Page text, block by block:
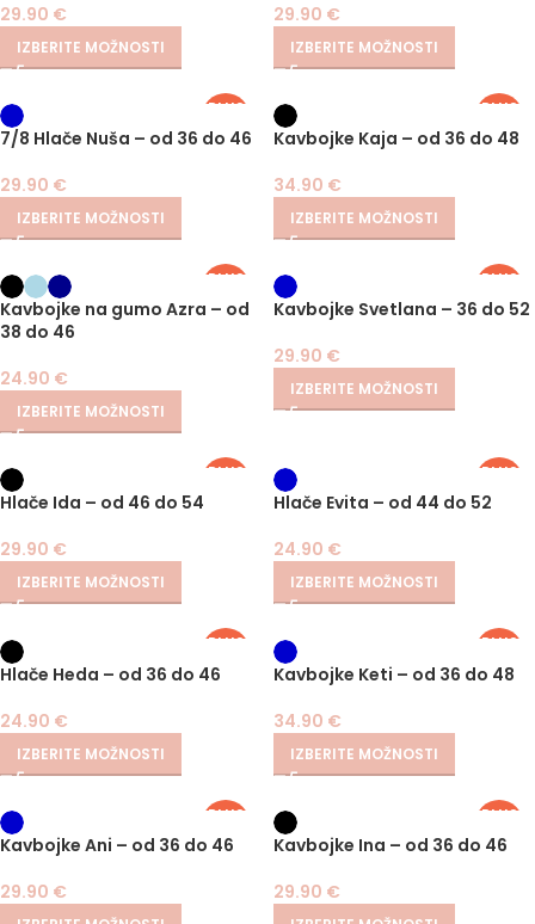
29.90 €
IZBERITE MOŽNOSTI
29.90 €
IZBERITE MOŽNOSTI
PLUS
7/8 Hlače Nuša – od 36 do 46
29.90 €
IZBERITE MOŽNOSTI
PLUS
Kavbojke Kaja – od 36 do 48
34.90 €
IZBERITE MOŽNOSTI
PLUS
Kavbojke na gumo Azra – od
38 do 46
24.90 €
IZBERITE MOŽNOSTI
PLUS
Kavbojke Svetlana – 36 do 52
29.90 €
IZBERITE MOŽNOSTI
PLUS
Hlače Ida – od 46 do 54
29.90 €
IZBERITE MOŽNOSTI
PLUS
Hlače Evita – od 44 do 52
24.90 €
IZBERITE MOŽNOSTI
PLUS
Hlače Heda – od 36 do 46
24.90 €
IZBERITE MOŽNOSTI
PLUS
Kavbojke Keti – od 36 do 48
34.90 €
IZBERITE MOŽNOSTI
PLUS
Kavbojke Ani – od 36 do 46
29.90 €
PLUS
Kavbojke Ina – od 36 do 46
29.90 €